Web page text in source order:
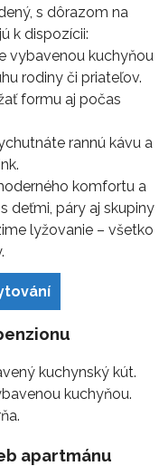
s dôrazom na
k dispozícii:
vybavenou kuchyňou
rodiny či priateľov.
formu aj počas
rannú kávu a
komfortu a
deťmi, páry aj skupiny
lyžovanie – všetko
kuchynský kút.
kuchyňou.
apartmánu